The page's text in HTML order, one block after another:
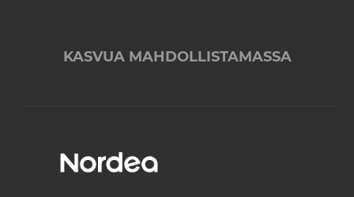
KASVUA MAHDOLLISTAMASSA